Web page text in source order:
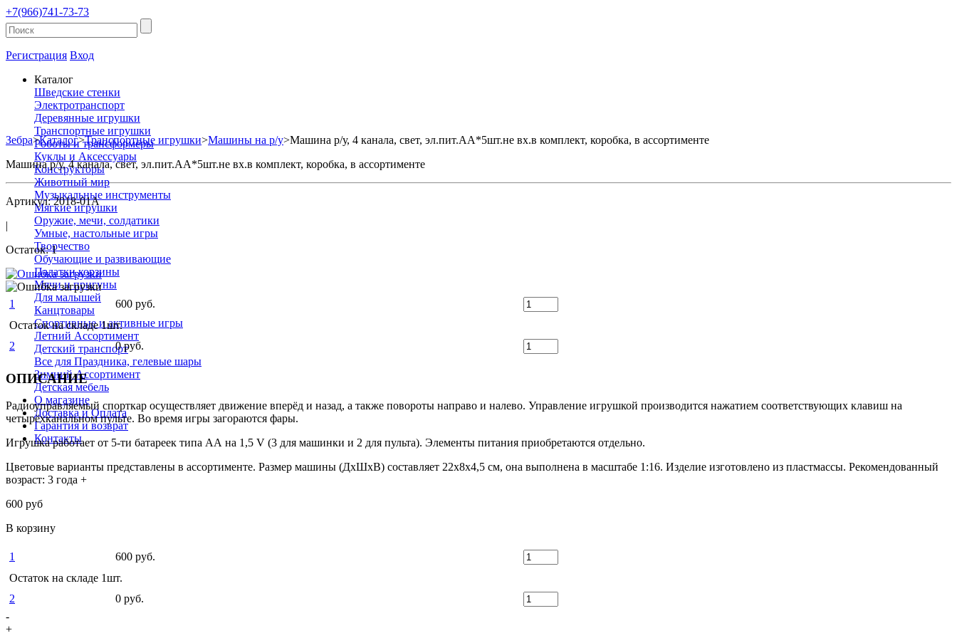
+7(966)741-73-73
Регистрация Вход
Каталог
Шведские стенки
Электротранспорт
Деревянные игрушки
Транспортные игрушки
Роботы и трансформеры
Куклы и Аксессуары
Конструкторы
Животный мир
Музыкальные инструменты
Мягкие игрушки
Оружие, мечи, солдатики
Умные, настольные игры
Творчество
Обучающие и развивающие
Палатки,корзины
Мячи и пригуны
Для малышей
Канцтовары
Спортивные и активные игры
Летний Ассортимент
Детский транспорт
Все для Праздника, гелевые шары
Зимний Ассортимент
Детская мебель
О магазине
Доставка и Оплата
Гарантия и возврат
Контакты
Зебра>Каталог>Транспортные игрушки>Машины на р/у>Машина р/у, 4 канала, свет, эл.пит.АА*5шт.не вх.в комплект, коробка, в ассортименте
Машина р/у, 4 канала, свет, эл.пит.АА*5шт.не вх.в комплект, коробка, в ассортименте
Артикул: 2018-01A
|
Остаток: 1
1
600 руб.
Остаток на складе 1шт.
2
0 руб.
ОПИСАНИЕ
Радиоуправляемый спорткар осуществляет движение вперёд и назад, а также повороты направо и налево. Управление игрушкой производится нажатием соответствующих клавиш на
четырёхканальном пульте. Во время игры загораются фары.
Игрушка работает от 5-ти батареек типа АА на 1,5 V (3 для машинки и 2 для пульта). Элементы питания приобретаются отдельно.
Цветовые варианты представлены в ассортименте. Размер машины (ДхШхВ) составляет 22х8х4,5 см, она выполнена в масштабе 1:16. Изделие изготовлено из пластмассы. Рекомендованный
возраст: 3 года +
600 руб
В корзину
1
600 руб.
Остаток на складе 1шт.
2
0 руб.
-
+